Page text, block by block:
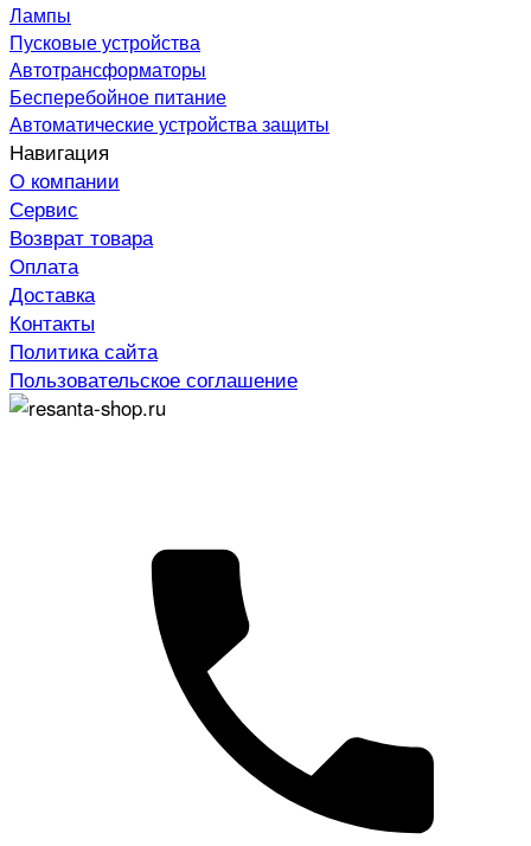
Лампы
Пусковые устройства
Автотрансформаторы
Бесперебойное питание
Автоматические устройства защиты
Навигация
О компании
Сервис
Возврат товара
Оплата
Доставка
Контакты
Политика сайта
Пользовательское соглашение